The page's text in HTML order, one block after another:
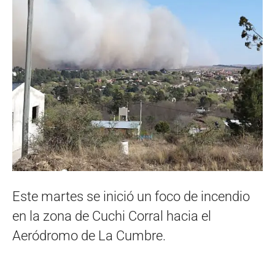
Este martes se inició un foco de incendio
en la zona de Cuchi Corral hacia el
Aeródromo de La Cumbre.